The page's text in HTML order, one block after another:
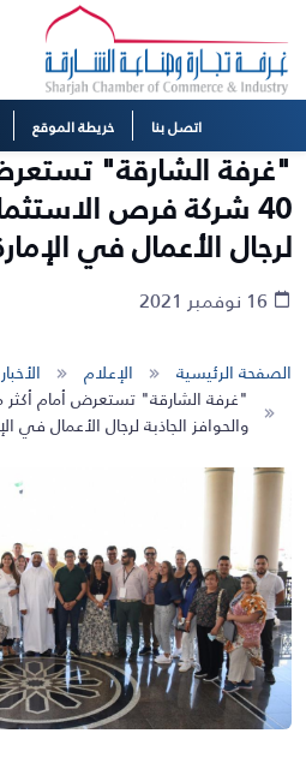
اتصل بنا خريطة الموقع
"غرفة الشارقة"
40 شركة فرص
لرجال الأعمال في
الصفحة الرئيسية الإعلام
الأخبار
والحوافز الجاذبة لرجال الأعمال في